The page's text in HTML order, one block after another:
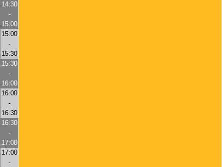
14:30
-
15:00
15:00
-
15:30
15:30
-
16:00
16:00
-
16:30
16:30
-
17:00
17:00
-